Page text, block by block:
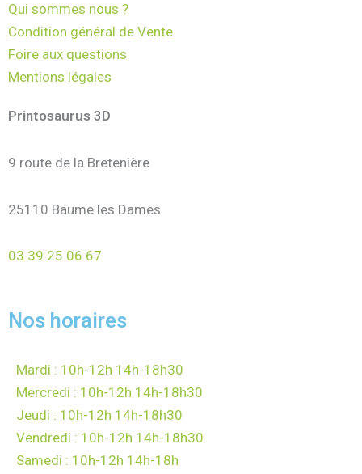
Qui sommes nous ?
Condition général de Vente
Foire aux questions
Mentions légales
Printosaurus 3D
9 route de la Bretenière
25110 Baume les Dames
03 39 25 06 67
Nos horaires
Mardi : 10h-12h 14h-18h30
Mercredi : 10h-12h 14h-18h30
Jeudi : 10h-12h 14h-18h30
Vendredi : 10h-12h 14h-18h30
Samedi : 10h-12h 14h-18h